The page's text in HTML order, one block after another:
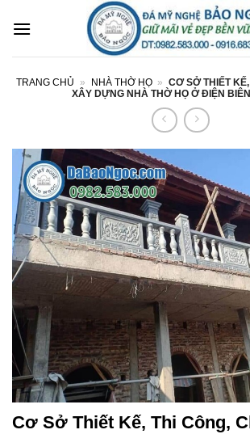
qua
TRANG CHỦ » NHÀ THỜ HỌ » CƠ SỞ THIẾT
XÂY DỰNG NHÀ THỜ HỌ Ở ĐIỆN
Cơ Sở Thiết Kế, Thi Công,